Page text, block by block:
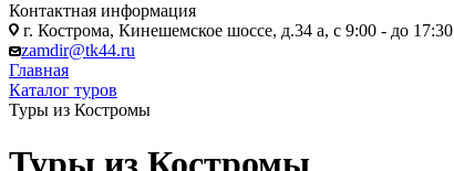
Контактная информация
г. Кострома, Кинешемское шоссе, д.34 а, с 9:00 - до 17:30
zamdir@tk44.ru
Главная
Каталог туров
Туры из Костромы